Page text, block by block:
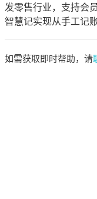
发零售行业，支持会
智慧记实现从手工记
如需获取即时帮助，请